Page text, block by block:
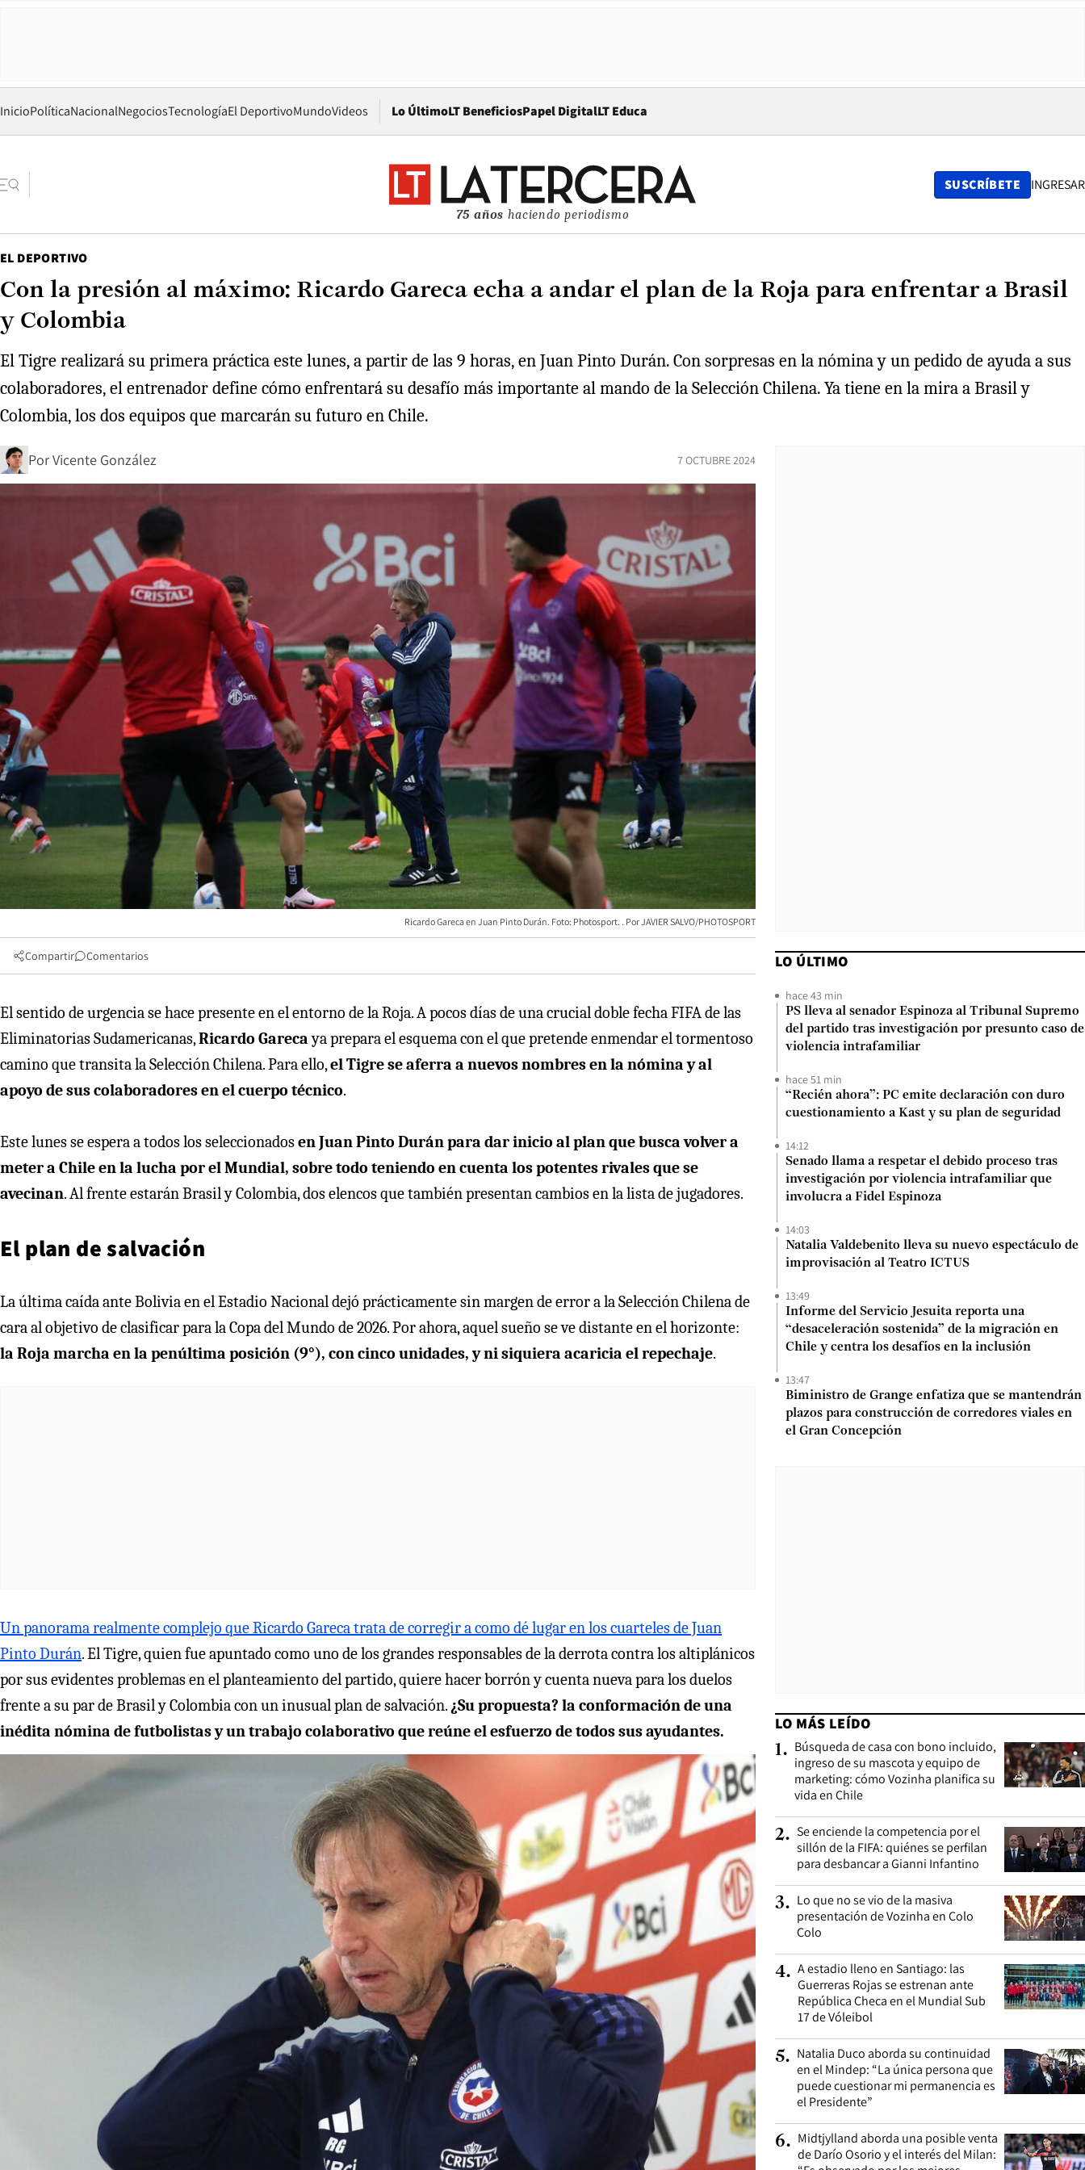
InicioPolíticaNacionalNegociosTecnologíaEl DeportivoMundoVideos Lo ÚltimoLT BeneficiosPapel DigitalOpens in new window
LT Educa
75 años haciendo periodismo
SUSCRÍBETE INGRESAR
EL DEPORTIVO
Con la presión al máximo: Ricardo Gareca echa a andar el plan de la Roja para enfrentar a Brasil
y Colombia
El Tigre realizará su primera práctica este lunes, a partir de las 9 horas, en Juan Pinto Durán. Con sorpresas en la nómina y un pedido de ayuda a sus
colaboradores, el entrenador define cómo enfrentará su desafío más importante al mando de la Selección Chilena. Ya tiene en la mira a Brasil y
Colombia, los dos equipos que marcarán su futuro en Chile.
PorVicente González 7 OCTUBRE 2024
Ricardo Gareca en Juan Pinto Durán. Foto: Photosport. JAVIER SALVO/PHOTOSPORT
Compartir Comentarios
El sentido de urgencia se hace presente en el entorno de la Roja. A pocos días de una crucial doble fecha FIFA de las
Eliminatorias Sudamericanas,Ricardo Garecaya prepara el esquema con el que pretende enmendar el tormentoso
camino que transita la Selección Chilena. Para ello,el Tigre se aferra a nuevos nombres en la nómina y al
apoyo de sus colaboradores en el cuerpo técnico.
Este lunes se espera a todos los seleccionadosen Juan Pinto Durán para dar inicio al plan que busca volver a
meter a Chile en la lucha por el Mundial, sobre todo teniendo en cuenta los potentes rivales que se
avecinan. Al frente estarán Brasil y Colombia, dos elencos que también presentan cambios en la lista de jugadores.
El plan de salvación
La última caída ante Bolivia en el Estadio Nacional dejó prácticamente sin margen de error a la Selección Chilena de
cara al objetivo de clasificar para la Copa del Mundo de 2026. Por ahora, aquel sueño se ve distante en el horizonte:
la Roja marcha en la penúltima posición (9°), con cinco unidades, y ni siquiera acaricia el repechaje.
Un panorama realmente complejo que Ricardo Gareca trata de corregir a como dé lugar en los cuarteles de Juan
Pinto Durán. El Tigre, quien fue apuntado como uno de los grandes responsables de la derrota contra los altiplánicos
por sus evidentes problemas en el planteamiento del partido, quiere hacer borrón y cuenta nueva para los duelos
frente a su par de Brasil y Colombia con un inusual plan de salvación. ¿Su propuesta? la conformación de una
inédita nómina de futbolistas y un trabajo colaborativo que reúne el esfuerzo de todos sus ayudantes.
LO ÚLTIMO
hace 43 min
PS lleva al senador Espinoza al Tribunal Supremo
del partido tras investigación por presunto caso de
violencia intrafamiliar
hace 51 min
“Recién ahora”: PC emite declaración con duro
cuestionamiento a Kast y su plan de seguridad
14:12
Senado llama a respetar el debido proceso tras
investigación por violencia intrafamiliar que
involucra a Fidel Espinoza
14:03
Natalia Valdebenito lleva su nuevo espectáculo de
improvisación al Teatro ICTUS
13:49
Informe del Servicio Jesuita reporta una
“desaceleración sostenida” de la migración en
Chile y centra los desafíos en la inclusión
13:47
Biministro de Grange enfatiza que se mantendrán
plazos para construcción de corredores viales en
el Gran Concepción
LO MÁS LEÍDO
1. Búsqueda de casa con bono incluido,
ingreso de su mascota y equipo de
marketing: cómo Vozinha planifica su
vida en Chile
2. Se enciende la competencia por el
sillón de la FIFA: quiénes se perfilan
para desbancar a Gianni Infantino
3. Lo que no se vio de la masiva
presentación de Vozinha en Colo
Colo
4. A estadio lleno en Santiago: las
Guerreras Rojas se estrenan ante
República Checa en el Mundial Sub
17 de Vóleibol
5. Natalia Duco aborda su continuidad
en el Mindep: “La única persona que
puede cuestionar mi permanencia es
el Presidente”
6. Midtjylland aborda una posible venta
de Darío Osorio y el interés del Milan: